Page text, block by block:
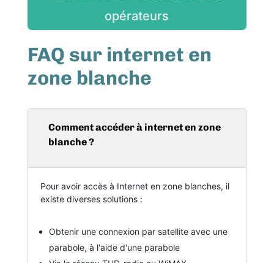
opérateurs
FAQ sur internet en
zone blanche
Comment accéder à internet en zone
blanche ?
Pour avoir accès à Internet en zone blanches, il
existe diverses solutions :
Obtenir une connexion par satellite avec une
parabole, à l'aide d'une parabole